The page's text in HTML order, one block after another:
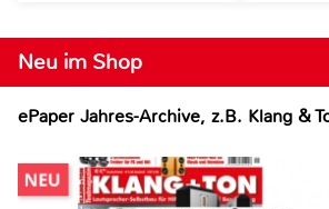
Neu im Shop
ePaper Jahres-Archive, z.B. Klang &